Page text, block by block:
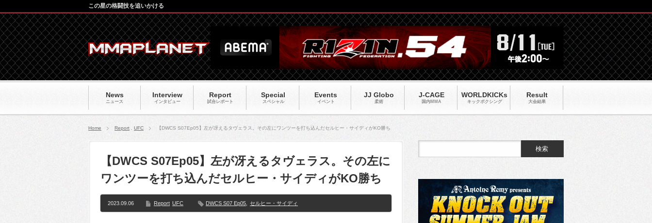
News
ニュース
Interview
インタビュー
Report
試合レポート
Special
スペシャル
Events
イベント
JJ Globo
柔術
J-CAGE
国内MMA
WORLDKICKs
キックポクシング
Result
大会結果
この星の格闘技を追いかける
Home Report UFC 【DWCS S07Ep05】左が冴えるタヴェラス。その左にワンツーを打ち込んだセルヒー・サイディがKO勝ち
【DWCS S07Ep05】左が冴えるタヴェラス。その左に
ワンツーを打ち込んだセルヒー・サイディがKO勝ち
2023.09.06 Report UFC DWCS S07 Ep05 セルヒー・サイディ